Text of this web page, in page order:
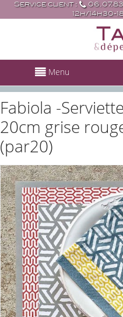
Service client :
12h/14h30-
Menu
Fabiola -
20cm grise
(par20)